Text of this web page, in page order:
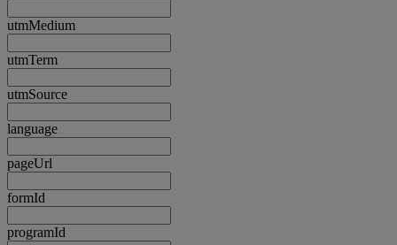
utmMedium
utmTerm
utmSource
language
pageUrl
formId
programId